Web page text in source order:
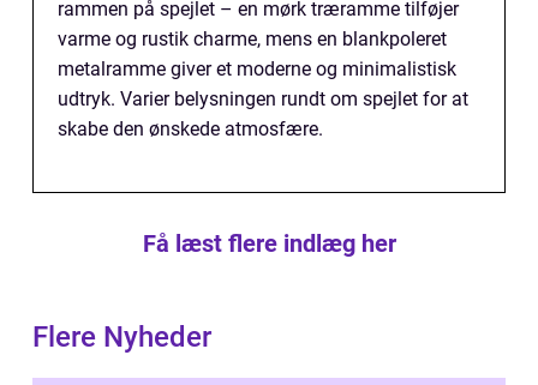
rammen på spejlet – en mørk træramme tilføjer
varme og rustik charme, mens en blankpoleret
metalramme giver et moderne og minimalistisk
udtryk. Varier belysningen rundt om spejlet for at
skabe den ønskede atmosfære.
Få læst flere indlæg her
Flere Nyheder